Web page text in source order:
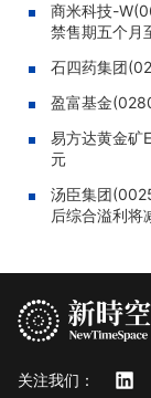
商米科技-
禁售期五个月
石四药集团
盈富基金
易方达黄金矿
元
汤臣集团
后综合溢利将
关注我们：